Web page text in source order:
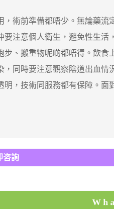
前準備都唔少。無論藥流
要注意個人衛生，避免性生
、搬重物呢啲都唔得。飲
同時要注意觀察陰道出血
技術同服務都有保障。面
咨詢